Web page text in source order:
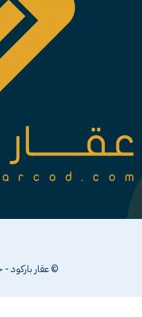
© عقار باركود